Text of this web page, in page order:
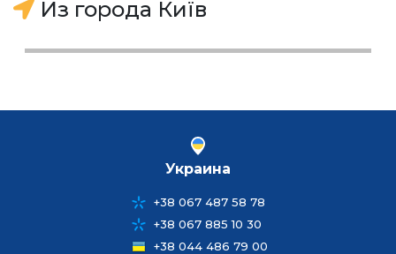
Из города Київ
Украина
+38 067 487 58 78
+38 067 885 10 30
+38 044 486 79 00